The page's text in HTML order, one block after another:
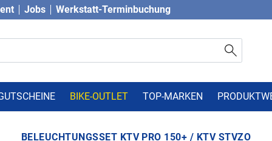
Jobs Werkstatt-Terminbuchung
BIKE-OUTLET TOP-MARKEN
BELEUCHTUNGSSET KTV PRO 150+ / KTV STVZO